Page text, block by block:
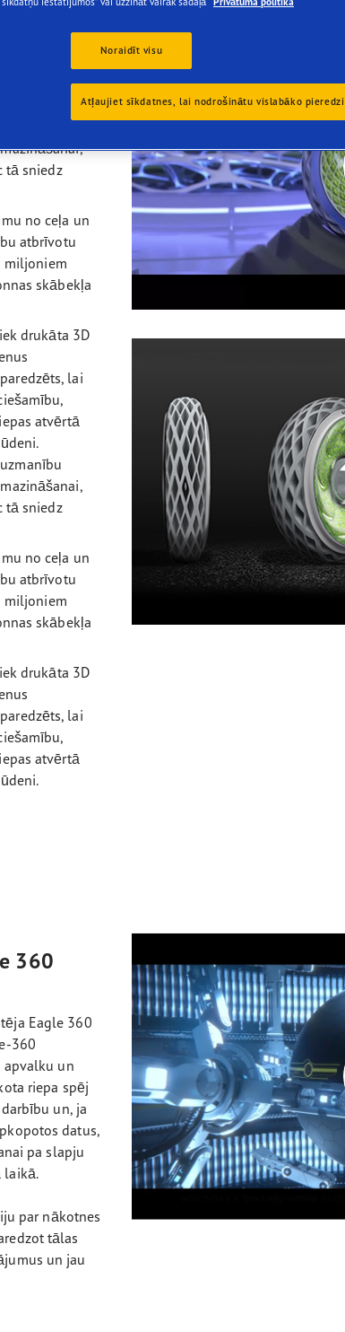
iekšpusē
tā sniedz
no ceļa un
atbrīvotu
miljoniem
skābekļa
drukāta 3D
lai
atvērtā
tā sniedz
no ceļa un
atbrīvotu
miljoniem
skābekļa
drukāta 3D
lai
atvērtā
360
Eagle 360
360
apvalku un
riepa spēj
un, ja
datus,
pa slapju
laikā.
par nākotnes
tālas
un jau
Noraidīt visu
Atļaujiet sīkdatnes, lai nodrošinātu vislabāko pieredzi